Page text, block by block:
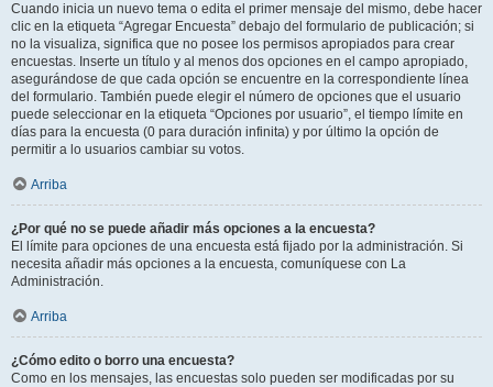
Cuando inicia un nuevo tema o edita el primer mensaje del mismo, debe hacer
clic en la etiqueta “Agregar Encuesta” debajo del formulario de publicación; si
no la visualiza, significa que no posee los permisos apropiados para crear
encuestas. Inserte un título y al menos dos opciones en el campo apropiado,
asegurándose de que cada opción se encuentre en la correspondiente línea
del formulario. También puede elegir el número de opciones que el usuario
puede seleccionar en la etiqueta “Opciones por usuario”, el tiempo límite en
días para la encuesta (0 para duración infinita) y por último la opción de
permitir a lo usuarios cambiar su votos.
Arriba
¿Por qué no se puede añadir más opciones a la encuesta?
El límite para opciones de una encuesta está fijado por la administración. Si
necesita añadir más opciones a la encuesta, comuníquese con La
Administración.
Arriba
¿Cómo edito o borro una encuesta?
Como en los mensajes, las encuestas solo pueden ser modificadas por su